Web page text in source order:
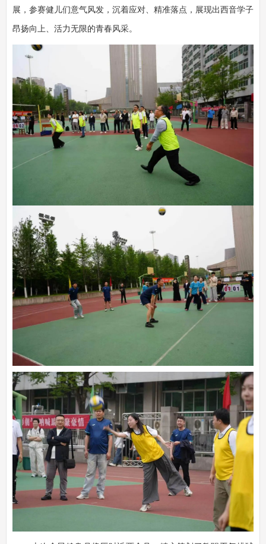
展，参赛健儿们意气风发，沉着应对、精准落点，展现出西音学子
昂扬向上、活力无限的青春风采。